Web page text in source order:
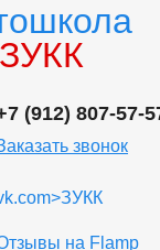
ЗУКК
(912) 807-57-
звонок
на Flamp